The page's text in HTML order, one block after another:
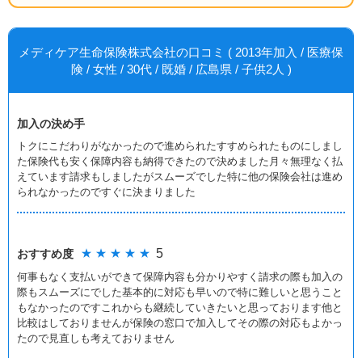
メディケア生命保険株式会社の口コミ ( 2013年加入 / 医療保
険 / 女性 / 30代 / 既婚 / 広島県 / 子供2人 )
加入の決め手
トクにこだわりがなかったので進められたすすめられたものにしまし
た保険代も安く保障内容も納得できたので決めました月々無理なく払
えています請求もしましたがスムーズでした特に他の保険会社は進め
られなかったのですぐに決まりました
おすすめ度 ★ ★ ★ ★ ★ 5
何事もなく支払いができて保障内容も分かりやすく請求の際も加入の
際もスムーズにでした基本的に対応も早いので特に難しいと思うこと
もなかったのですこれからも継続していきたいと思っております他と
比較はしておりませんが保険の窓口で加入してその際の対応もよかっ
たので見直しも考えておりません